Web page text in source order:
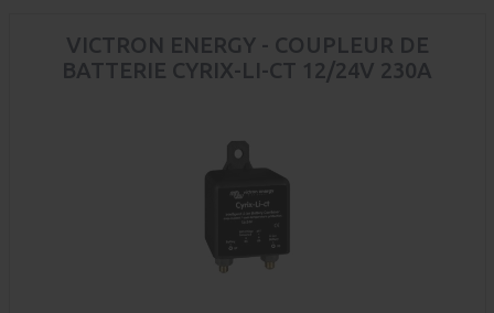
VICTRON ENERGY - COUPLEUR DE
BATTERIE CYRIX-LI-CT 12/24V 230A